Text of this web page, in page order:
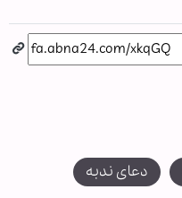
دعای ندبه